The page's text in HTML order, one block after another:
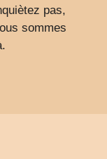
pas,
sommes